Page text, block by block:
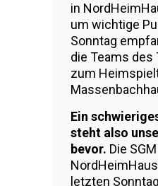
in
um wichtige
Sonntag
die Teams des
zum
Ein
steht also
bevor. Die SGM
letzten